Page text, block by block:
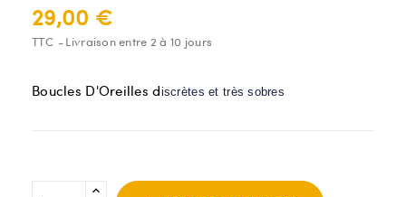
29,00 €
TTC Livraison entre 2 à 10 jours
Boucles D'Oreilles discrètes et très sobres